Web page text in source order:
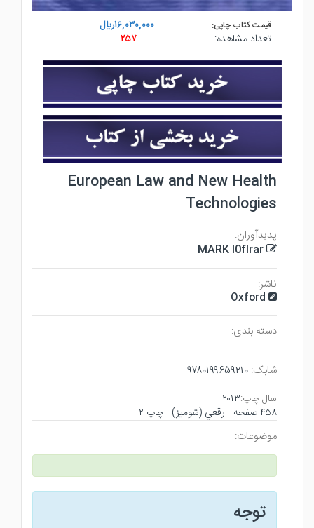
قیمت کتاب چاپی:
۱۶,۰۳۰,۰۰۰ريال
تعداد مشاهده:
۲۵۷
European Law and New Health
Technologies
پدیدآوران:
MARK l0flrar
ناشر:
Oxford
دسته بندی:
شابک: ۹۷۸۰۱۹۹۶۵۹۲۱۰
سال چاپ:۲۰۱۳
۴۵۸ صفحه - رقعي (شوميز) - چاپ ۲
موضوعات:
توجه